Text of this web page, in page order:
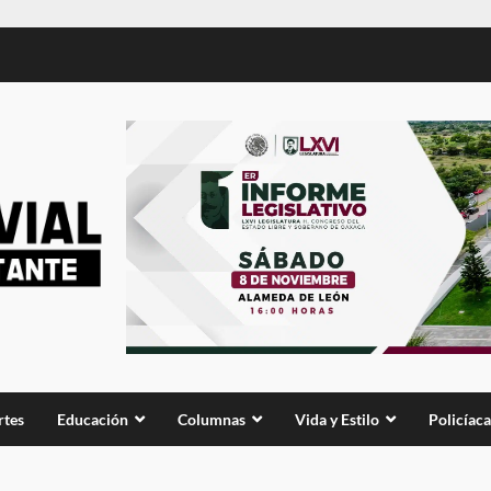
Educación Columnas Vida y Estilo Policíaca